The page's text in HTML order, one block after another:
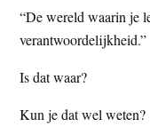
“De wereld waarin je
verantwoordelijkheid.”
Is dat waar?
Kun je dat wel weten?